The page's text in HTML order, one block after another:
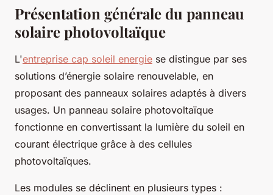
Présentation générale du panneau
solaire photovoltaïque
L'entreprise cap soleil energie se distingue par ses
solutions d’énergie solaire renouvelable, en
proposant des panneaux solaires adaptés à divers
usages. Un panneau solaire photovoltaïque
fonctionne en convertissant la lumière du soleil en
courant électrique grâce à des cellules
photovoltaïques.
Les modules se déclinent en plusieurs types :